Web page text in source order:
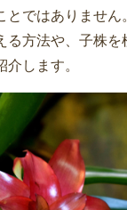
とではありません
る方法や、子株を
します。